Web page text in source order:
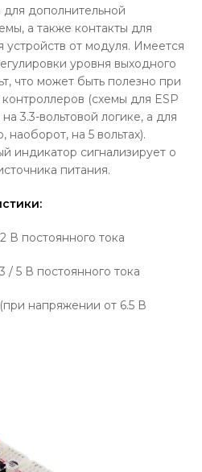
для дополнительной
а также контакты для
устройств от модуля. Имеется
уровня выходного
что может быть полезно при
(схемы для ESP
3.3-вольтовой логике, а для
наоборот, на 5 вольтах).
индикатор сигнализирует о
питания.
В постоянного тока
/ 5 В постоянного тока
напряжении от 6.5 В